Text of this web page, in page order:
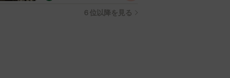
６位以降を見る